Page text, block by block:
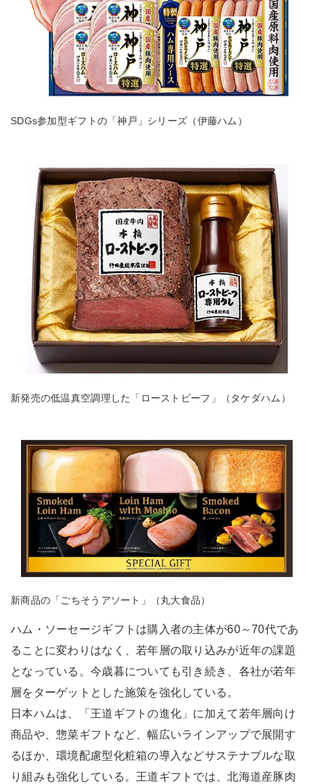
SDGs参加型ギフトの「神戸」シリーズ（伊藤ハム）
新発売の低温真空調理した「ローストビーフ」（タケダハム）
新商品の「ごちそうアソート」（丸大食品）
ハム・ソーセージギフトは購入者の主体が60～70代であ
ることに変わりはなく、若年層の取り込みが近年の課題
となっている。今歳暮についても引き続き、各社が若年
層をターゲットとした施策を強化している。
日本ハムは、「王道ギフトの進化」に加えて若年層向け
商品や、惣菜ギフトなど、幅広いラインアップで展開す
るほか、環境配慮型化粧箱の導入などサステナブルな取
り組みも強化している。王道ギフトでは、北海道産豚肉